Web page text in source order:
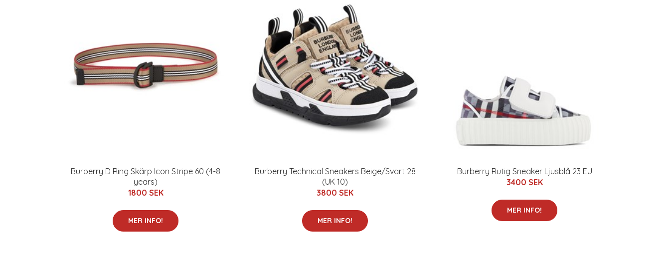
Burberry D Ring Skärp Icon Stripe 60 (4-8
years)
1800 SEK
MER INFO!
Burberry Technical Sneakers Beige/Svart 28
(UK 10)
3800 SEK
MER INFO!
Burberry Rutig Sneaker Ljusblå 23 EU
3400 SEK
MER INFO!